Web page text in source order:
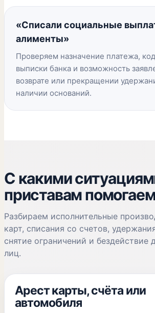
«Списали социальные
алименты»
Проверяем назначение платежа,
выписки банка и возможность
возврате или прекращении
наличии оснований.
С какими
приставам
Разбираем исполнительные
карт, списания со счетов,
снятие ограничений и бездействие
лиц.
Арест карты, счёта или
автомобиля